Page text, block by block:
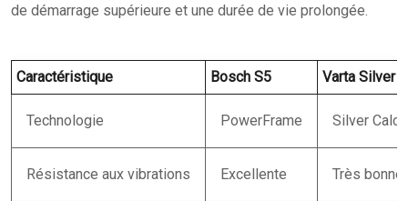
de démarrage supérieure et une durée de vie prolongée.
Caractéristique Bosch S5 Varta Silver
Technologie PowerFrame Silver
Résistance aux vibrations Excellente Très bonne